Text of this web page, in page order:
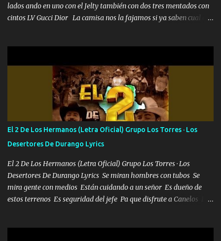
lados ando en uno con el Jelty también con dos tres mentados con
cintos LV Gucci Dior La camisa nos la fajamos si ya saben cual es
estándares 110 mil records de pistas no me falta mucho para
verme en las revistas Ya pasé Italia Japón Madrid Milán y también
Francia ropa de 100.000 bolas Louis vuitton es mi fragancia
repleta de presidentes la bolsa estoy en mi pic si no se han dado
cuenta chequeen gráficas del kitch
El 2 De Los Hermanos (Letra Oficial) Grupo Los Torres · Los
Desertores De Durango Lyrics
El 2 De Los Hermanos (Letra Oficial) Grupo Los Torres · Los
Desertores De Durango Lyrics Se miran hombres con tubos Se
mira gente con medios Están cuidando a un señor Es dueño de
estos terrenos Es seguridad del jefe Pa que disfrute a Canelos Es